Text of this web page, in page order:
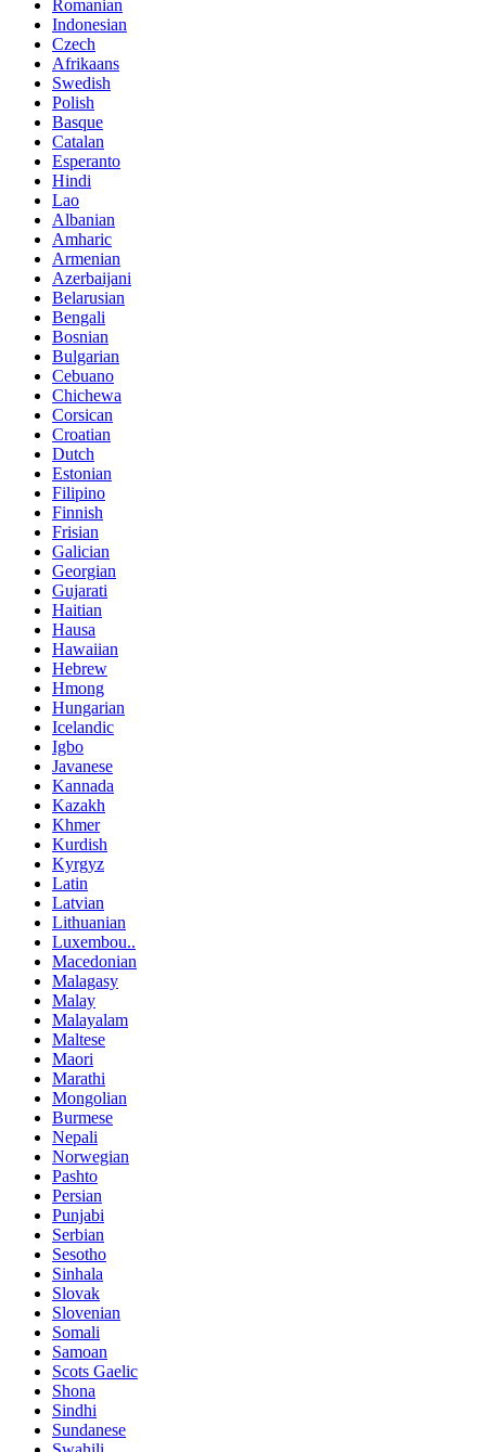
Romanian
Indonesian
Czech
Afrikaans
Swedish
Polish
Basque
Catalan
Esperanto
Hindi
Lao
Albanian
Amharic
Armenian
Azerbaijani
Belarusian
Bengali
Bosnian
Bulgarian
Cebuano
Chichewa
Corsican
Croatian
Dutch
Estonian
Filipino
Finnish
Frisian
Galician
Georgian
Gujarati
Haitian
Hausa
Hawaiian
Hebrew
Hmong
Hungarian
Icelandic
Igbo
Javanese
Kannada
Kazakh
Khmer
Kurdish
Kyrgyz
Latin
Latvian
Lithuanian
Luxembou..
Macedonian
Malagasy
Malay
Malayalam
Maltese
Maori
Marathi
Mongolian
Burmese
Nepali
Norwegian
Pashto
Persian
Punjabi
Serbian
Sesotho
Sinhala
Slovak
Slovenian
Somali
Samoan
Scots Gaelic
Shona
Sindhi
Sundanese